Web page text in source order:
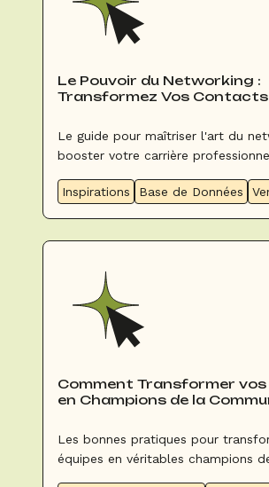
Le Pouvoir du Networking :
Transformez Vos Contacts
Le guide pour maîtriser l'art du
booster votre carrière
Inspirations Base de Données
Comment Transformer vos
en Champions de la
Les bonnes pratiques pour
équipes en véritables champions